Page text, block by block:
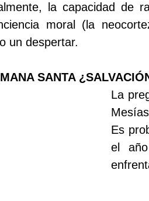
la capacidad de
moral (la
un despertar.
SANTA
La
Es
el